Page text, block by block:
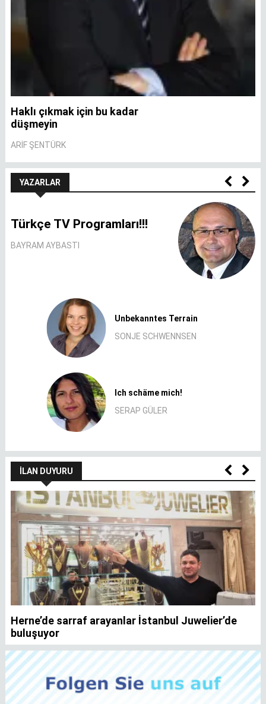
Haklı çıkmak için bu kadar
düşmeyin
ARIF ŞENTÜRK
YAZARLAR
Türkçe TV Programları!!!
BAYRAM AYBASTI
Unbekanntes Terrain
SONJE SCHWENNSEN
Ich schäme mich!
SERAP GÜLER
İLAN DUYURU
Herne’de sarraf arayanlar İstanbul Juwelier’de
buluşuyor